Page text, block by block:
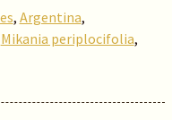
, Argentina,
Mikania periplocifolia,